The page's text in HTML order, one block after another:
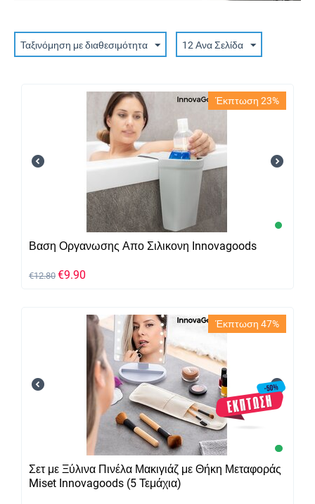
Ταξινόμηση με διαθεσιμότητα 12 Ανα Σελίδα
Έκπτωση 23%
Βαση Οργανωσης Απο Σιλικονη Innovagoods
€12.80 €9.90
Έκπτωση 47%
Σετ με Ξύλινα Πινέλα Μακιγιάζ με Θήκη Μεταφοράς
Miset Innovagoods (5 Τεμάχια)